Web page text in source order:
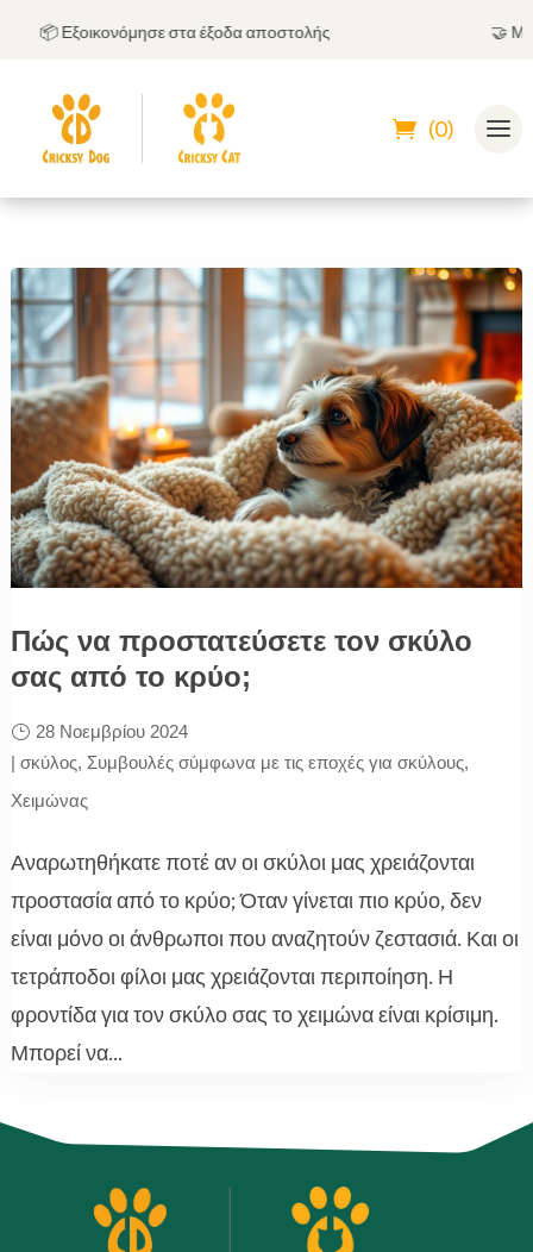
📦 Εξοικονόμησε στα έξοδα αποστολής
(0)
Πώς να προστατεύσετε τον σκύλο
σας από το κρύο;
28 Νοεμβρίου 2024
| σκύλος, Συμβουλές σύμφωνα με τις εποχές για σκύλους,
Χειμώνας
Αναρωτηθήκατε ποτέ αν οι σκύλοι μας χρειάζονται
προστασία από το κρύο; Όταν γίνεται πιο κρύο, δεν
είναι μόνο οι άνθρωποι που αναζητούν ζεστασιά. Και οι
τετράποδοι φίλοι μας χρειάζονται περιποίηση. Η
φροντίδα για τον σκύλο σας το χειμώνα είναι κρίσιμη.
Μπορεί να...